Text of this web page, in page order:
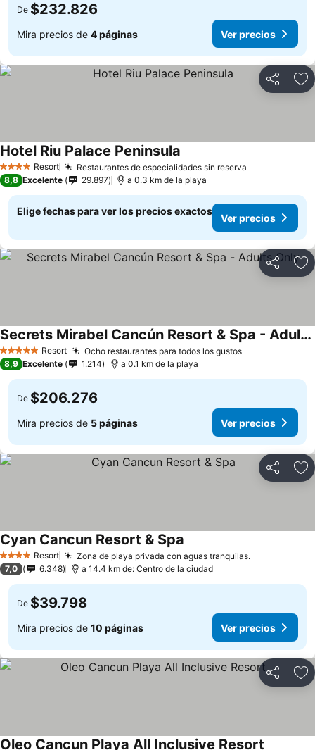
De $232.826
Mira precios de 4 páginas Ver precios
Compartir
4 EstrellasResort Restaurantes de especialidades sin reserva
Hotel Riu Palace Peninsula
8,8 Excelente 29.897 a 0.3 km de la playa
Elige fechas para ver los precios exactos
Ver precios
Compartir
5 Estrellas Resort Ocho restaurantes para todos los gustosVer precios
Secrets Mirabel Cancún Resort & Spa - Adults Only
Ver precios
8,9 Excelente 1.214 a 0.1 km de la playa
De $206.276
Mira precios de 5 páginas Ver precios
Compartir
4 EstrellasResort Zona de playa privada con aguas tranquilas.Ver precios
Cyan Cancun Resort & Spa
7,0 6.348 a 14.4 km de: Centro de la ciudad
De $39.798
Mira precios de 10 páginas Ver precios
Compartir
Oleo Cancun Playa All Inclusive Resort